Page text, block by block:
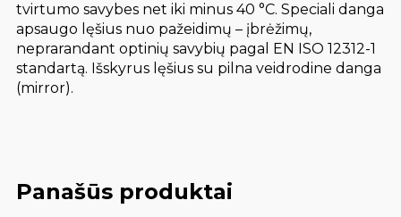
tvirtumo savybes net iki minus 40 °C. Speciali danga
apsaugo lęšius nuo pažeidimų – įbrėžimų,
neprarandant optinių savybių pagal EN ISO 12312-1
standartą. Išskyrus lęšius su pilna veidrodine danga
(mirror).
Panašūs produktai